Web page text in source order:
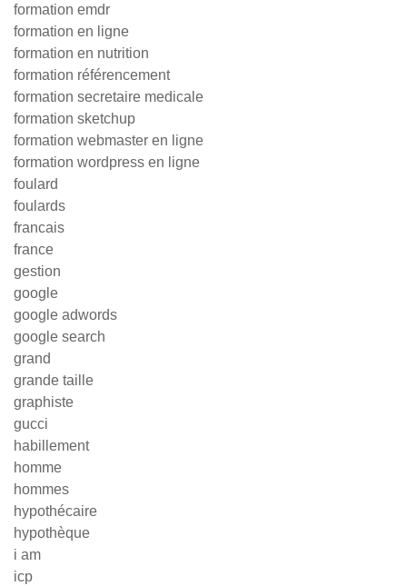
formation emdr
formation en ligne
formation en nutrition
formation référencement
formation secretaire medicale
formation sketchup
formation webmaster en ligne
formation wordpress en ligne
foulard
foulards
francais
france
gestion
google
google adwords
google search
grand
grande taille
graphiste
gucci
habillement
homme
hommes
hypothécaire
hypothèque
i am
icp